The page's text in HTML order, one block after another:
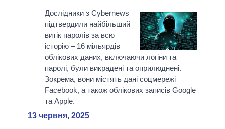
Дослідники з Cybernews
підтвердили найбільший
витік паролів за всю
історію – 16 мільярдів
облікових даних, включаючи логіни та
паролі, були викрадені та оприлюднені.
Зокрема, вони містять дані соцмережі
Facebook, а також облікових записів Google
та Apple.
13 червня, 2025